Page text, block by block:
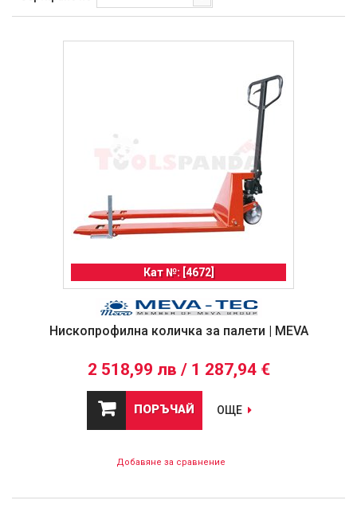
Кат №: [4672]
Нископрофилна количка за палети | MEVA
2 518,99 лв / 1 287,94 €
ПОРЪЧАЙ ОЩЕ
Добавяне за сравнение